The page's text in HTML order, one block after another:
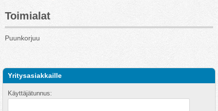
Toimialat
Puunkorjuu
Yritysasiakkaille
Käyttäjätunnus: